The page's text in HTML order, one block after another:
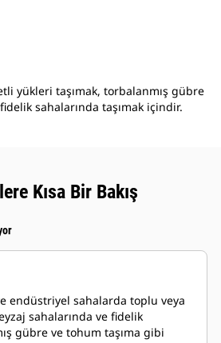
yükleri taşımak, torbalanmış gübre
sahalarında taşımak içindir.
Kısa Bir Bakış
endüstriyel sahalarda toplu veya
sahalarında ve fidelik
gübre ve tohum taşıma gibi